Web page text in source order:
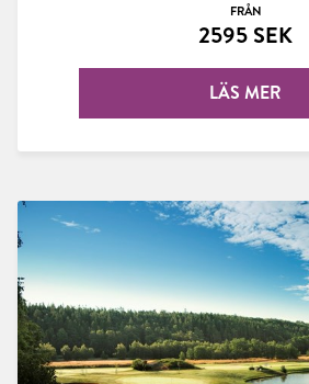
FRÅN
2595 SEK
LÄS MER